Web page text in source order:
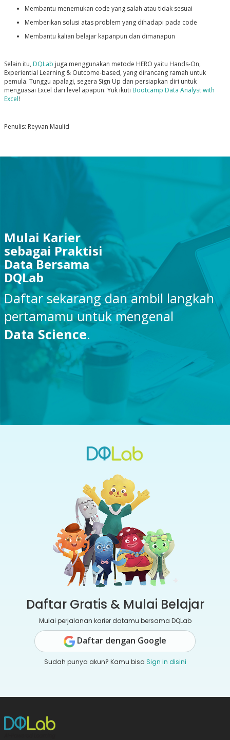
Membantu menemukan code yang salah atau tidak sesuai
Memberikan solusi atas problem yang dihadapi pada code
Membantu kalian belajar kapanpun dan dimanapun
Selain itu, DQLab juga menggunakan metode HERO yaitu Hands-On,
Experiential Learning & Outcome-based, yang dirancang ramah untuk
pemula. Tunggu apalagi, segera Sign Up dan persiapkan diri untuk
menguasai Excel dari level apapun. Yuk ikuti Bootcamp Data Analyst with
Excel!
Penulis: Reyvan Maulid
Mulai Karier
sebagai Praktisi
Data Bersama
DQLab
Daftar sekarang dan ambil langkah
pertamamu untuk mengenal
Data Science.
Daftar Gratis & Mulai Belajar
Mulai perjalanan karier datamu bersama DQLab
Daftar dengan Google
Sudah punya akun? Kamu bisa Sign in disini